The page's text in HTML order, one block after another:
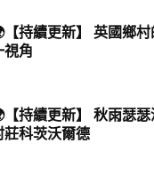
持續更新】 英國鄉村
視角
持續更新】 秋雨瑟
科茨沃爾德